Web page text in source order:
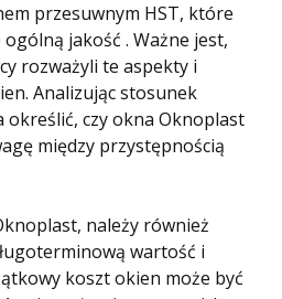
przesuwnym HST, które
jakość . Ważne jest,
rozważyli te aspekty i
Analizując stosunek
określić, czy okna Oknoplast
między przystępnością
należy również
wartość i
koszt okien może być